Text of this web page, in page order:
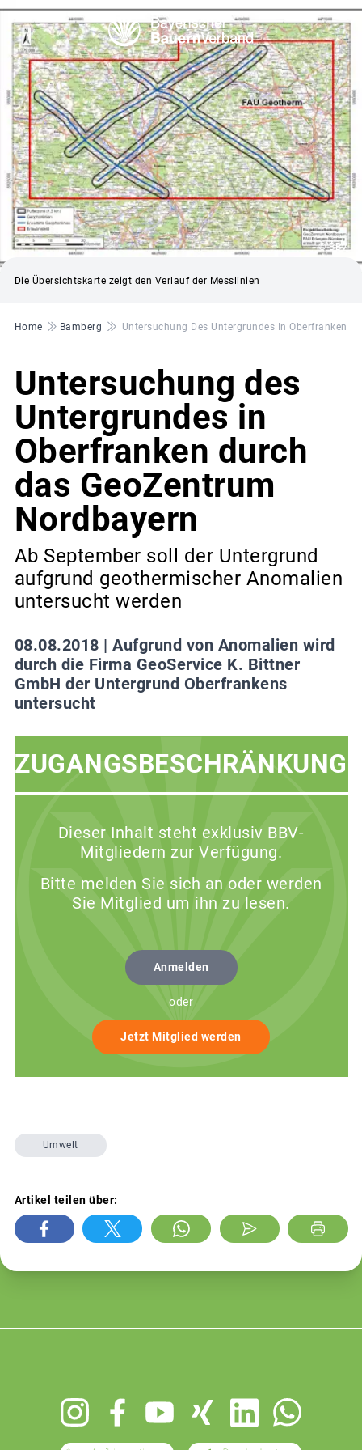
© BBV
Die Übersichtskarte zeigt den Verlauf der Messlinien
Pfadnavigation
Home Bamberg Untersuchung Des Untergrundes In Oberfranken
Untersuchung des
Untergrundes in
Oberfranken durch
das GeoZentrum
Nordbayern
Ab September soll der Untergrund
aufgrund geothermischer Anomalien
untersucht werden
08.08.2018 | Aufgrund von Anomalien wird
durch die Firma GeoService K. Bittner
GmbH der Untergrund Oberfrankens
untersucht
ZUGANGSBESCHRÄNKUNG
Dieser Inhalt steht exklusiv BBV-
Mitgliedern zur Verfügung.
Bitte melden Sie sich an oder werden
Sie Mitglied um ihn zu lesen.
Anmelden
oder
Jetzt Mitglied werden
Umwelt
Artikel teilen über: